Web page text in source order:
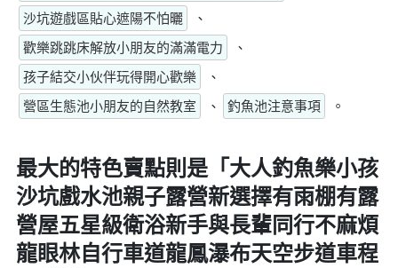
沙坑遊戲區貼心遮陽不怕曬
、
歡樂跳跳床解放小朋友的滿滿電力
、
孩子結交小伙伴玩得開心歡樂
、
營區生態池小朋友的自然教室
、 釣魚池注意事項 。
最大的特色賣點則是「大人釣魚樂小孩
沙坑戲水池親子露營新選擇有雨棚有露
營屋五星級衛浴新手與長輩同行不麻煩
龍眼林自行車道龍鳳瀑布天空步道車程